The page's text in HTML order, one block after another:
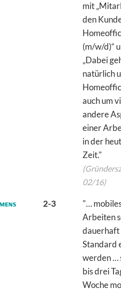
mit
den
(m/w/d)“
„Dabei
natürlich
auch um
andere
einer
in der
Zeit."
02/16)
2-3
"…
Arbeiten
dauerhaft
Standard
werden …
bis drei
Woche